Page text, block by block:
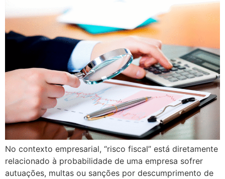
No contexto empresarial, “risco fiscal” está diretamente
relacionado à probabilidade de uma empresa sofrer
autuações, multas ou sanções por descumprimento de